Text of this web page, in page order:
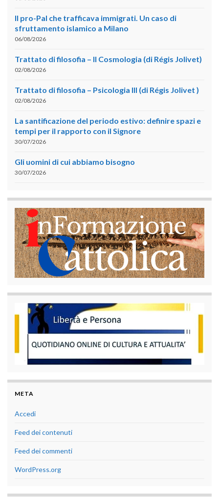
Il pro-Pal che trafficava immigrati. Un caso di
sfruttamento islamico a Milano
06/08/2026
Trattato di filosofia – II Cosmologia (di Régis Jolivet)
02/08/2026
Trattato di filosofia – Psicologia III (di Régis Jolivet )
02/08/2026
La santificazione del periodo estivo: definire spazi e
tempi per il rapporto con il Signore
30/07/2026
Gli uomini di cui abbiamo bisogno
30/07/2026
META
Accedi
Feed dei contenuti
Feed dei commenti
WordPress.org